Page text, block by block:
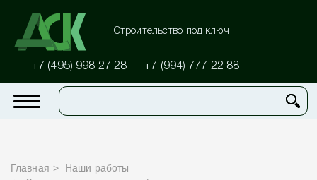
Строительство под ключ
+7 (495) 998 27 28 +7 (994) 777 22 88
Главная
Наши работы